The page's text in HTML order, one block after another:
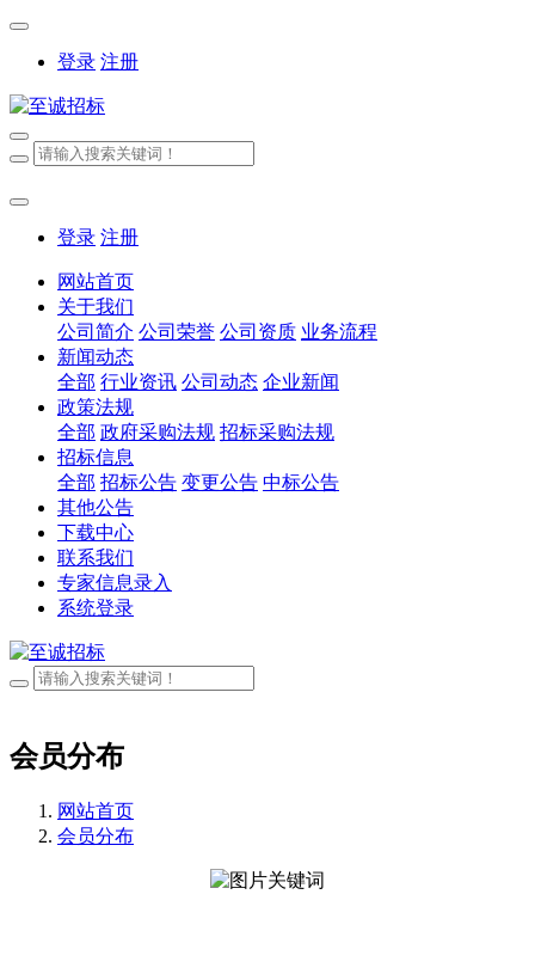
登录 注册
登录 注册
网站首页
关于我们
公司简介 公司荣誉 公司资质 业务流程
新闻动态
全部 行业资讯 公司动态 企业新闻
政策法规
全部 政府采购法规 招标采购法规
招标信息
全部 招标公告 变更公告 中标公告
其他公告
下载中心
联系我们
专家信息录入
系统登录
会员分布
网站首页
会员分布